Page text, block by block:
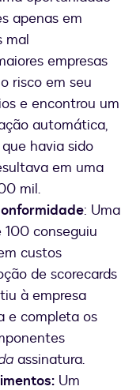
apenas em
mal
empresas
risco em seu
e encontrou um
automática,
havia sido
em uma
mil.
: Uma
conseguiu
custos
de scorecards
à empresa
e completa os
assinatura.
Um